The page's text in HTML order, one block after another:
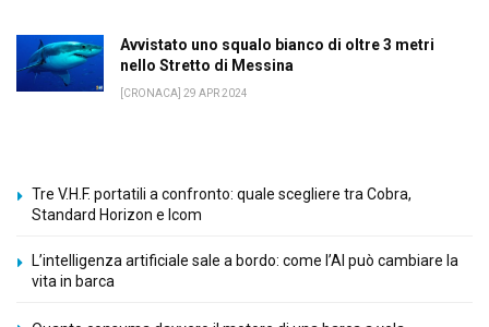
Avvistato uno squalo bianco di oltre 3 metri
nello Stretto di Messina
[CRONACA] 29 APR 2024
Tre V.H.F. portatili a confronto: quale scegliere tra Cobra,
Standard Horizon e Icom
L’intelligenza artificiale sale a bordo: come l’AI può cambiare la
vita in barca